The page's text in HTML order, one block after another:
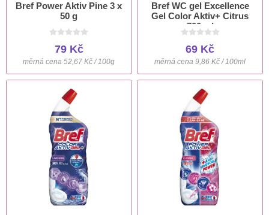
Bref Power Aktiv Pine 3 x
50 g
79 Kč
měrná cena 52,67 Kč / 100g
Bref WC gel Excellence
Gel Color Aktiv+ Citrus
700 ml
69 Kč
měrná cena 9,86 Kč / 100ml